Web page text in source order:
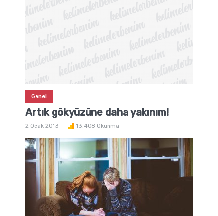
Genel
Artık gökyüzüne daha yakınım!
2 Ocak 2013 13.408 Okunma